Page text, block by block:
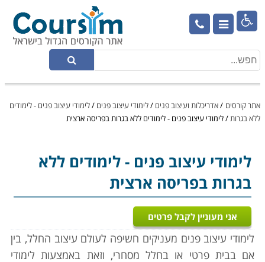

אתר קורסים /אדריכלות ועיצוב פנים /לימודי עיצוב פנים /לימודי עיצוב פנים - לימודים
ללא בגרות/לימודי עיצוב פנים - לימודים ללא בגרות בפריסה ארצית
לימודי עיצוב פנים - לימודים ללא
בגרות בפריסה ארצית
אני מעוניין לקבל פרטים
לימודי עיצוב פנים מעניקים חשיפה לעולם עיצוב החלל, בין
אם בבית פרטי או בחלל מסחרי, וזאת באמצעות לימודי